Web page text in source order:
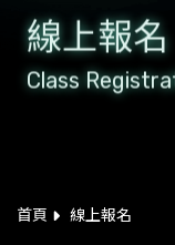
業服務
於網安智慧科技
線上報名
Class
首頁 線上報名